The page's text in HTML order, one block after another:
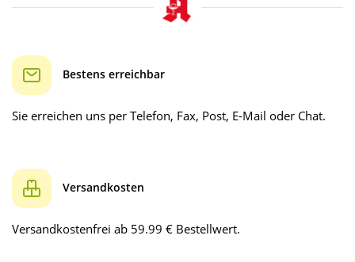
Bestens erreichbar
Sie erreichen uns per Telefon, Fax, Post, E-Mail oder Chat.
Versandkosten
Versandkostenfrei ab 59.99 € Bestellwert.